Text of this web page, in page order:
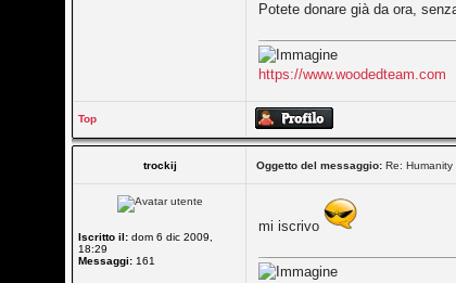
Potete donare già da ora,
https://www.woodedteam.com
Top
trockij Oggetto del messaggio: Re:
Iscritto il: dom 6 dic 2009,
18:29
Messaggi: 161
mi iscrivo